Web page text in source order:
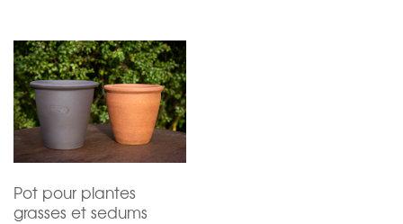
Pot pour plantes
grasses et sedums